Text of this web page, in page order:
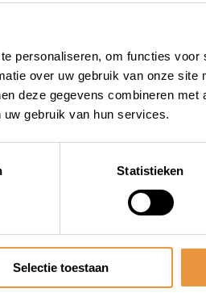
personaliseren, om functies voor
over uw gebruik van onze site
deze gegevens combineren met
gebruik van hun services.
Statistieken
Selectie toestaan